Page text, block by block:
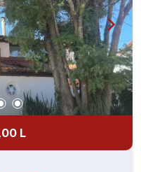
com fácil
transporte
comércio e
L